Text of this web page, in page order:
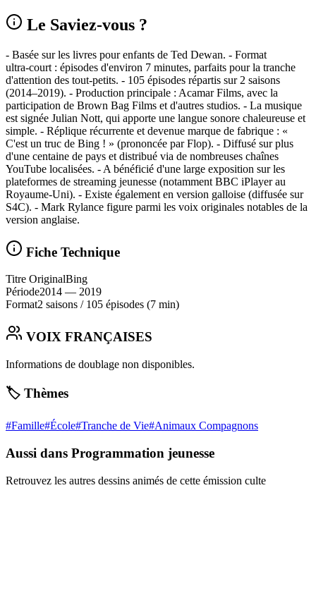
Le Saviez-vous ?
- Basée sur les livres pour enfants de Ted Dewan. - Format
ultra‑court : épisodes d'environ 7 minutes, parfaits pour la tranche
d'attention des tout‑petits. - 105 épisodes répartis sur 2 saisons
(2014–2019). - Production principale : Acamar Films, avec la
participation de Brown Bag Films et d'autres studios. - La musique
est signée Julian Nott, qui apporte une langue sonore chaleureuse et
simple. - Réplique récurrente et devenue marque de fabrique : «
C'est un truc de Bing ! » (prononcée par Flop). - Diffusé sur plus
d'une centaine de pays et distribué via de nombreuses chaînes
YouTube localisées. - A bénéficié d'une large exposition sur les
plateformes de streaming jeunesse (notamment BBC iPlayer au
Royaume‑Uni). - Existe également en version galloise (diffusée sur
S4C). - Mark Rylance figure parmi les voix originales notables de la
version anglaise.
Fiche Technique
Titre OriginalBing
Période2014 — 2019
Format2 saisons / 105 épisodes (7 min)
VOIX FRANÇAISES
Informations de doublage non disponibles.
🏷️ Thèmes
#Famille#École#Tranche de Vie#Animaux Compagnons
Aussi dans Programmation jeunesse
Retrouvez les autres dessins animés de cette émission culte